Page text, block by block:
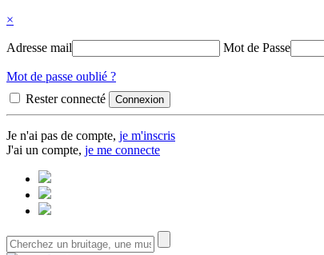
×
Adresse mail Mot de Passe
Mot de passe oublié ?
Rester connecté
Je n'ai pas de compte, je m'inscris
J'ai un compte, je me connecte